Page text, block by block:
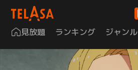
見放題 ランキング ジャンル